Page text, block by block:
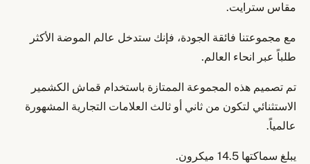
مقاس سترايت.
مع مجموعتنا فائقة الجودة، فإنك ستدخل عالم الموضة الأكثر
طلباً عبر انحاء العالم.
تم تصميم هذه المجموعة الممتازة باستخدام قماش الكشمير
الاستثنائي لتكون من ثاني أو ثالث العلامات التجارية المشهورة
عالمياً.
يبلغ سماكتها 14.5 ميكرون.